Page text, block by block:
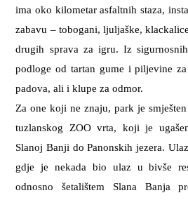
ima oko kilometar asfaltnih staza,
zabavu – tobogani, ljuljaške,
drugih sprava za igru. Iz
podloge od tartan gume i piljevine
padova, ali i klupe za odmor.
Za one koji ne znaju, park je
tuzlanskog ZOO vrta, koji je
Slanoj Banji do Panonskih jezera.
gdje je nekada bio ulaz u bivše
odnosno šetalištem Slana Banja